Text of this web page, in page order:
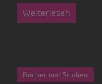
Weiterlesen
Bücher und Studien